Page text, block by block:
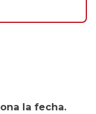
la fecha.